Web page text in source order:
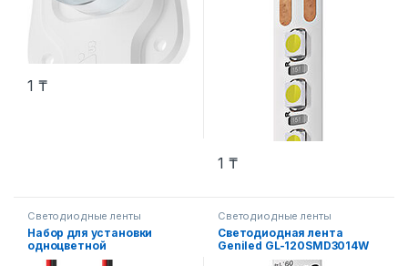
1 ₸
1 ₸
Светодиодные ленты
Набор для установки
одноцветной
светодиодной ленты
Светодиодные ленты
Светодиодная лента
Geniled GL-120SMD3014W